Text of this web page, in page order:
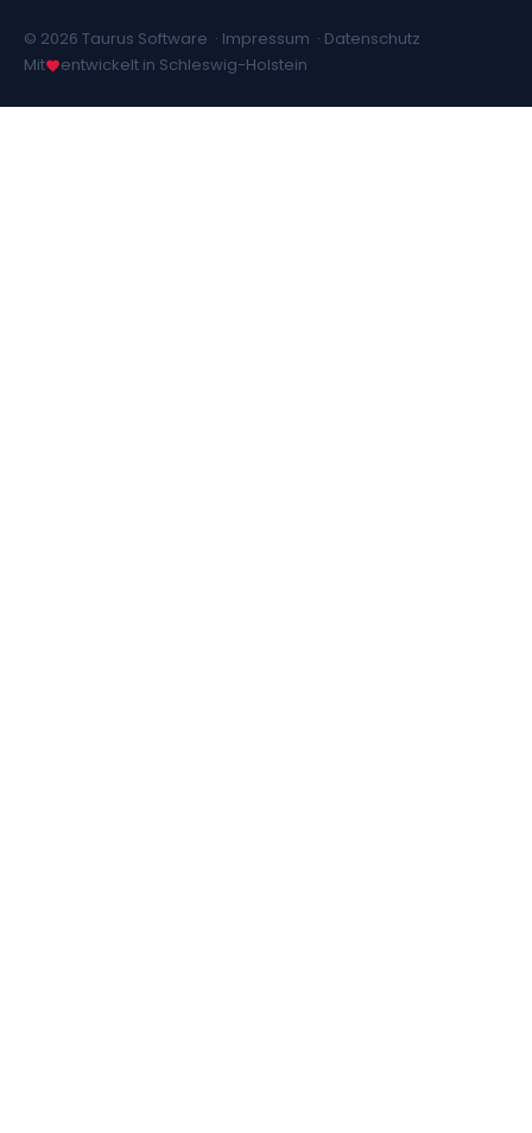
© 2026 Taurus Software · Impressum · Datenschutz
Mit
entwickelt in Schleswig-Holstein